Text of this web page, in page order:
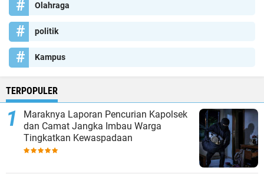
Olahraga
politik
Kampus
TERPOPULER
Maraknya Laporan Pencurian Kapolsek
dan Camat Jangka Imbau Warga
Tingkatkan Kewaspadaan